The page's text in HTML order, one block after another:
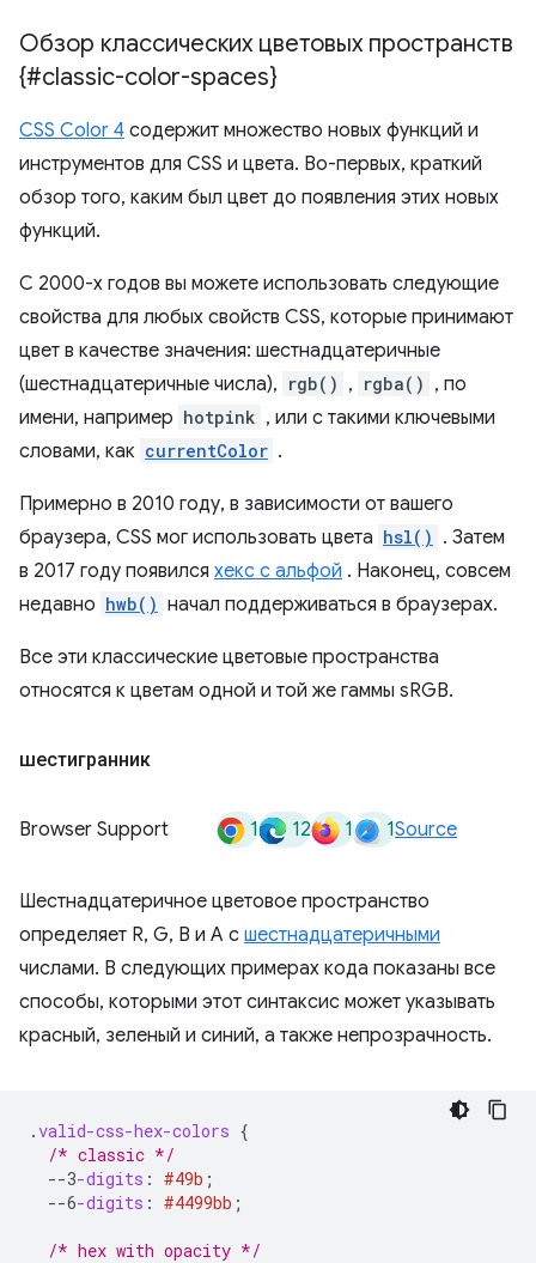
Обзор классических цветовых пространств
{#classic-color-spaces}
CSS Color 4 содержит множество новых функций и
инструментов для CSS и цвета. Во-первых, краткий
обзор того, каким был цвет до появления этих новых
функций.
С 2000-х годов вы можете использовать следующие
свойства для любых свойств CSS, которые принимают
цвет в качестве значения: шестнадцатеричные
(шестнадцатеричные числа), rgb() , rgba() , по
имени, например hotpink , или с такими ключевыми
словами, как currentColor .
Примерно в 2010 году, в зависимости от вашего
браузера, CSS мог использовать цвета hsl() . Затем
в 2017 году появился хекс с альфой . Наконец, совсем
недавно hwb() начал поддерживаться в браузерах.
Все эти классические цветовые пространства
относятся к цветам одной и той же гаммы sRGB.
шестигранник
Browser Support 1 12 1 1Source
Шестнадцатеричное цветовое пространство
определяет R, G, B и A с шестнадцатеричными
числами. В следующих примерах кода показаны все
способы, которыми этот синтаксис может указывать
красный, зеленый и синий, а также непрозрачность.
.valid-css-hex-colors {
/* classic */
--3-digits : #49b ;
--6-digits : #4499bb ;
/* hex with opacity */